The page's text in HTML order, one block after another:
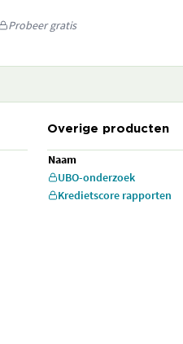
Probeer gratis
Overige producten
Naam
UBO-onderzoek
Kredietscore rapporten